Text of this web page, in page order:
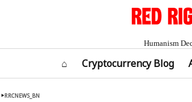
Humanism
⌂ Cryptocurrency Blog
RRCNEWS_BN